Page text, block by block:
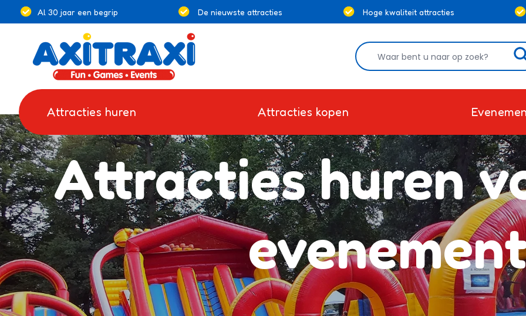
Al 30 jaar een begrip De nieuwste attracties Hoge kwaliteit attracties
Attracties huren Attracties kopen
Attracties huren